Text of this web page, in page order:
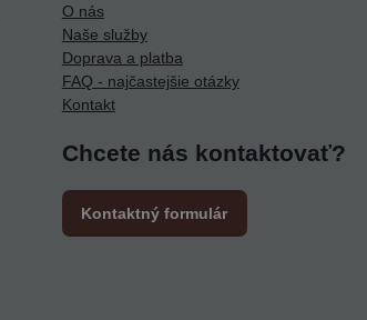
O nás
Naše služby
Doprava a platba
FAQ - najčastejšie otázky
Kontakt
Chcete nás kontaktovať?
Kontaktný formulár